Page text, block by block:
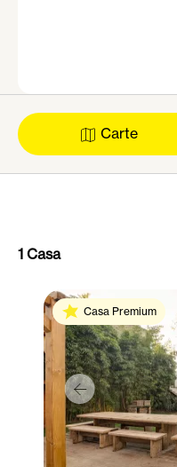
Carte
1 Casa
Casa Premium